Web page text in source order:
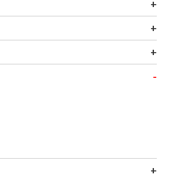
+
+
+
-
+